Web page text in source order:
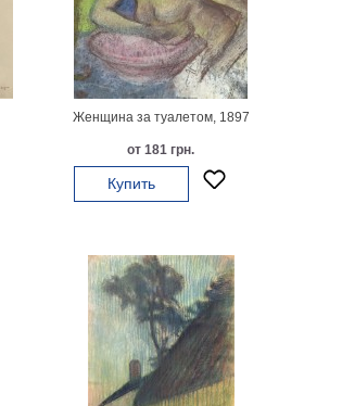
Женщина за туалетом, 1897
от 181 грн.
Купить